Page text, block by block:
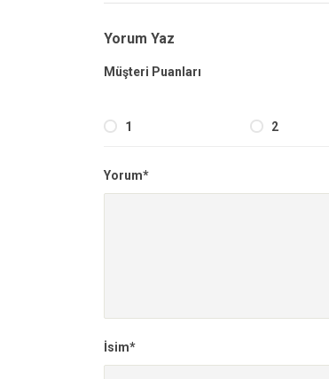
Yorum Yaz
Müşteri Puanları
1 2
Yorum*
İsim*